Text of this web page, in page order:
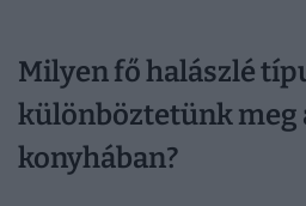
Milyen fő halászlé
különböztetünk meg
konyhában?